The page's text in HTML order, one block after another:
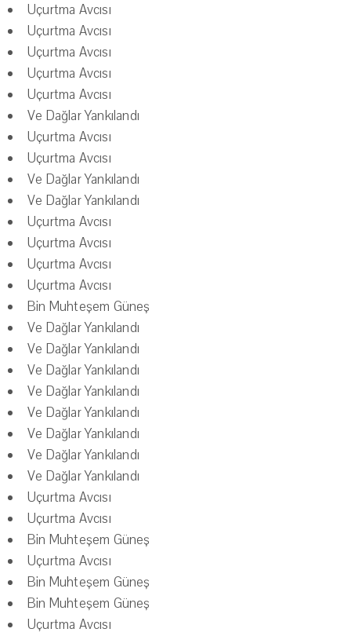
Uçurtma Avcısı
Uçurtma Avcısı
Uçurtma Avcısı
Uçurtma Avcısı
Uçurtma Avcısı
Ve Dağlar Yankılandı
Uçurtma Avcısı
Uçurtma Avcısı
Ve Dağlar Yankılandı
Ve Dağlar Yankılandı
Uçurtma Avcısı
Uçurtma Avcısı
Uçurtma Avcısı
Uçurtma Avcısı
Bin Muhteşem Güneş
Ve Dağlar Yankılandı
Ve Dağlar Yankılandı
Ve Dağlar Yankılandı
Ve Dağlar Yankılandı
Ve Dağlar Yankılandı
Ve Dağlar Yankılandı
Ve Dağlar Yankılandı
Ve Dağlar Yankılandı
Uçurtma Avcısı
Uçurtma Avcısı
Bin Muhteşem Güneş
Uçurtma Avcısı
Bin Muhteşem Güneş
Bin Muhteşem Güneş
Uçurtma Avcısı